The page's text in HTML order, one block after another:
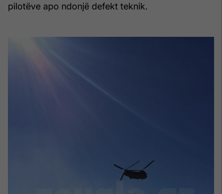
pilotëve apo ndonjë defekt teknik.